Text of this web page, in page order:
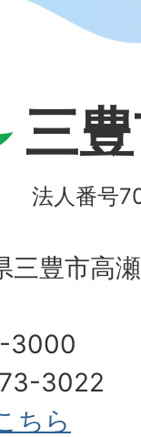
三
法人番号
豊市高
3000
3022
ちら